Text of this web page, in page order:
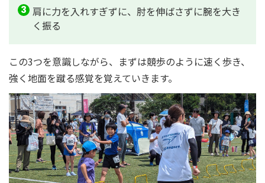
肩に力を入れすぎずに、肘を伸ばさずに腕を大き
く振る
この3つを意識しながら、まずは競歩のように速く歩き、
強く地面を蹴る感覚を覚えていきます。